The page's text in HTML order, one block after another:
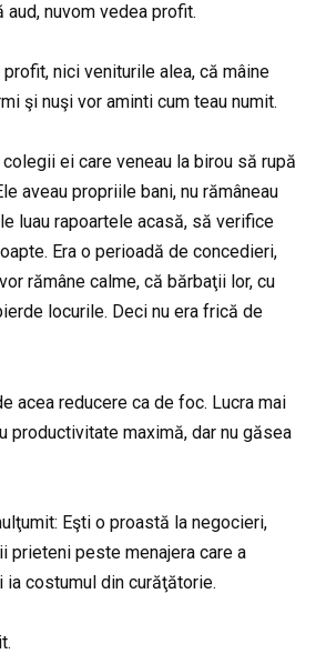
nuvom vedea profit.
nici veniturile alea, că mâine
şi nuşi vor aminti cum teau numit.
ei care veneau la birou să rupă
aveau propriile bani, nu rămâneau
luau rapoartele acasă, să verifice
Era o perioadă de concedieri,
rămâne calme, că bărbaţii lor, cu
locurile. Deci nu era frică de
acea reducere ca de foc. Lucra mai
productivitate maximă, dar nu găsea
Eşti o proastă la negocieri,
prieteni peste menajera care a
ia costumul din curăţătorie.